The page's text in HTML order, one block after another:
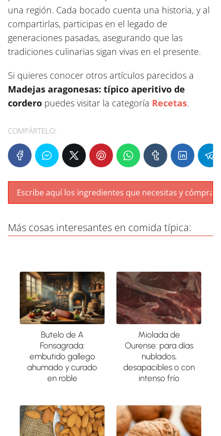
una región. Cada bocado cuenta una historia, y al
compartirlas, participas en el legado de
generaciones pasadas, asegurando que las
tradiciones culinarias sigan vivas en el presente.
Si quieres conocer otros artículos parecidos a
Madejas aragonesas: típico aperitivo de
cordero puedes visitar la categoría Recetas.
COMPÁRTELO:
Más cosas interesantes en comida típica:
Butelo de A
Fonsagrada:
embutido gallego
ahumado y curado
en roble
Miolada de
Ourense: para días
nublados,
desapacibles o con
intenso frío